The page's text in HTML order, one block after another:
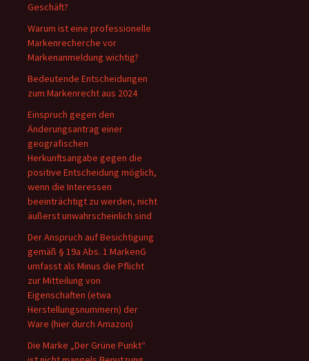
Geschäft?
Warum ist eine professionelle
Markenrecherche vor
Markenanmeldung wichtig?
Bedeutende Entscheidungen
zum Markenrecht aus 2024
Einspruch gegen den
Änderungsantrag einer
geografischen
Herkunftsangabe gegen die
positive Entscheidung möglich,
wenn die Interessen
beeinträchtigt zu werden, nicht
äußerst unwahrscheinlich sind
Der Anspruch auf Besichtigung
gemäß § 19a Abs. 1 MarkenG
umfasst als Minus die Pflicht
zur Mitteilung von
Eigenschaften (etwa
Herstellungsnummern) der
Ware (hier durch Amazon)
Die Marke „Der Grüne Punkt“